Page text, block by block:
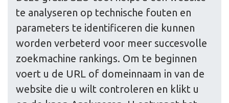
te analyseren op technische fouten en
parameters te identificeren die kunnen
worden verbeterd voor meer succesvolle
zoekmachine rankings. Om te beginnen
voert u de URL of domeinnaam in van de
website die u wilt controleren en klikt u